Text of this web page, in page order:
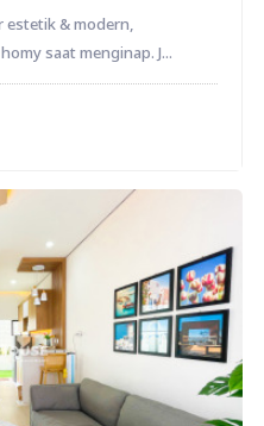
estetik & modern,
saat menginap. J...